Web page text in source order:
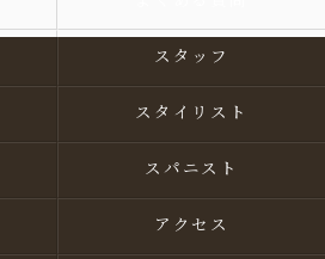
スタッフ
スタイリスト
スパニスト
アクセス